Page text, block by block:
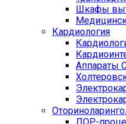
Шкафы
Кардиология
Аппараты